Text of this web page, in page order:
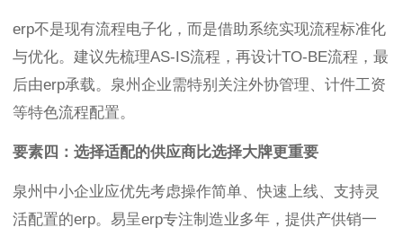
erp不是现有流程电子化，而是借助系统实现流程标准化
与优化。建议先梳理AS-IS流程，再设计TO-BE流程，最
后由erp承载。泉州企业需特别关注外协管理、计件工资
等特色流程配置。
要素四：选择适配的供应商比选择大牌更重要
泉州中小企业应优先考虑操作简单、快速上线、支持灵
活配置的erp。易呈erp专注制造业多年，提供产供销一